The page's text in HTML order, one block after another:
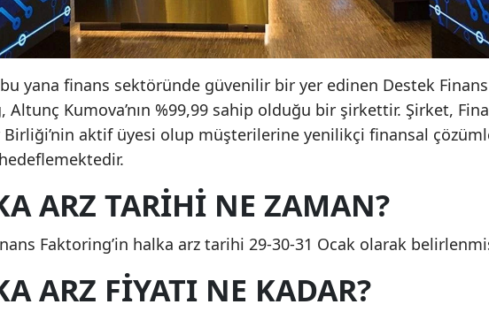
bu yana finans sektöründe güvenilir bir yer edinen Destek Finans
Altunç Kumova’nın %99,99 sahip olduğu bir şirkettir. Şirket,
aktif üyesi olup müşterilerine yenilikçi finansal
ARZ TARIHI NE ZAMAN?
Faktoring’in halka arz tarihi 29-30-31 Ocak olarak
ARZ FIYATI NE KADAR?